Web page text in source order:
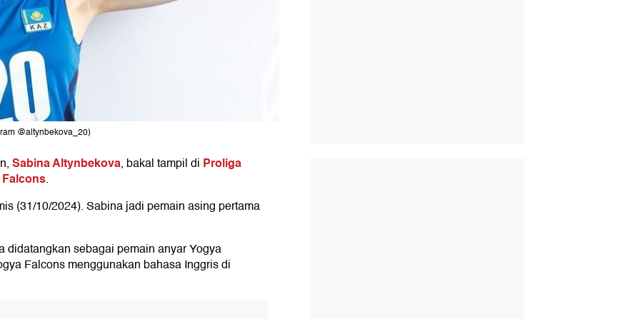
@altynbekova_20)
Sabina Altynbekova, bakal tampil di Proliga
.
(31/10/2024). Sabina jadi pemain asing pertama
sebagai pemain anyar Yogya
Falcons menggunakan bahasa Inggris di